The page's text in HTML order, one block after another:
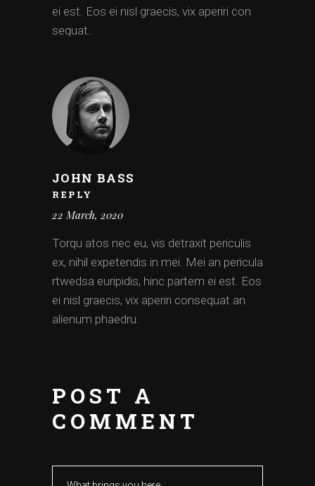
ei est. Eos ei nisl graecis, vix aperiri con
sequat..
JOHN BASS
REPLY
22 March, 2020
Torqu atos nec eu, vis detraxit periculis
ex, nihil expetendis in mei. Mei an pericula
rtwedsa euripidis, hinc partem ei est. Eos
ei nisl graecis, vix aperiri consequat an
alienum phaedru.
POST A
COMMENT